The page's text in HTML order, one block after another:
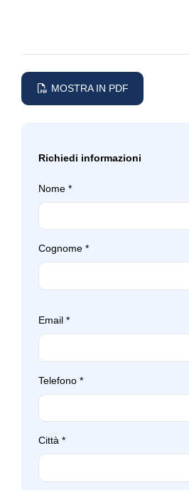
Sistema di riconoscimento
Sospensioni sportive
Specchietti retrovisori elettrici -
Start & stop
Strumentazione con display m
Supporto lombare
Terza luce stop
Trazione integrale
MOSTRA IN PDF
Richiedi informazioni
Nome *
Cognome *
Email *
Telefono *
Città *